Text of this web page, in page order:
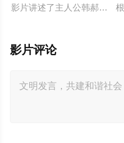
影片讲述了主人公韩郝（樊
影片评论